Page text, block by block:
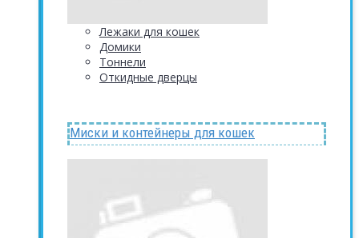
Лежаки для кошек
Домики
Тоннели
Откидные дверцы
Миски и контейнеры для кошек